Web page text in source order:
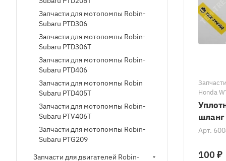
Honda
Robin-
для
Robin-
Арт.
100 ₽
Запчасти для мотопомпы Robin-
Subaru PTD306
Запчасти для мотопомпы Robin-
Subaru PTD306T
Запчасти для мотопомпы Robin-
Subaru PTD406
Запчасти для мотопомпы Robin
Subaru PTD405T
Запчасти для мотопомпы Robin-
Subaru PTV406T
Запчасти для мотопомпы Robin-
Subaru PTG209
Запчасти для двигателей Robin-